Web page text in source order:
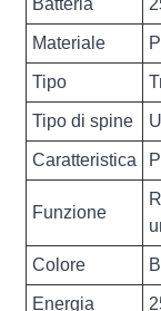
Batteria
Materiale
Tipo
Tipo di spine
Caratteristica
Funzione
Colore
Energia